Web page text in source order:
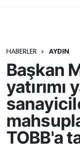
HABERLER AYDIN
Başkan
yatırımı
TOBB'a
Dünya
Ekonomi
Gündem
Kültür-Sanat
Resmi İlan
Tüm
Haber Arşivi